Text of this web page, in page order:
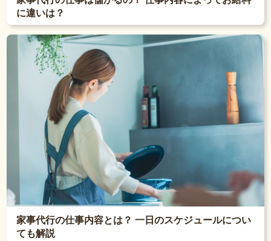
に違いは？
家事代行の仕事内容とは？ 一日のスケジュールについ
ても解説